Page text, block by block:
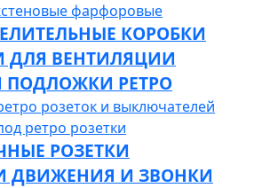
фарфоровые
КОРОБКИ
ДЛЯ ВЕНТИЛЯЦИИ
ПОДЛОЖКИ РЕТРО
розеток и выключателей
ретро розетки
РОЗЕТКИ
ДВИЖЕНИЯ И ЗВОНКИ